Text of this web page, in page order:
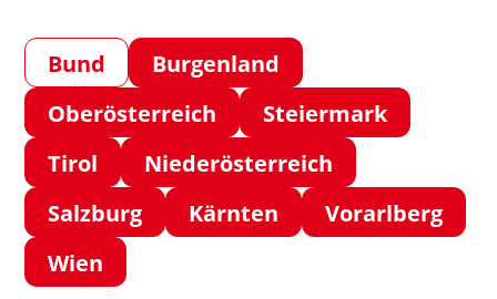
Bund
Burgenland
Oberösterreich
Steiermark
Tirol
Niederösterreich
Salzburg
Kärnten
Vorarlberg
Wien